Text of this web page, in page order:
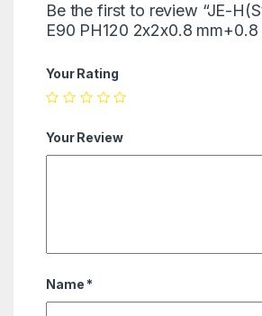
Be the first to review “JE-
E90 PH120 2x2x0.8 mm+0.8
Your Rating
Your Review
Name *